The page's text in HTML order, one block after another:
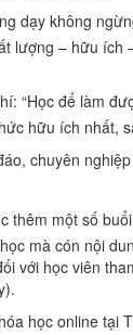
dạy không
lượng – hữu ích
“Học để làm
hữu ích nhất,
chuyên
thêm một số
mà cón nội
với học viên
học online tại